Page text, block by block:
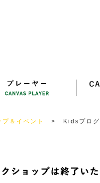
＆イベント > Kidsプロ